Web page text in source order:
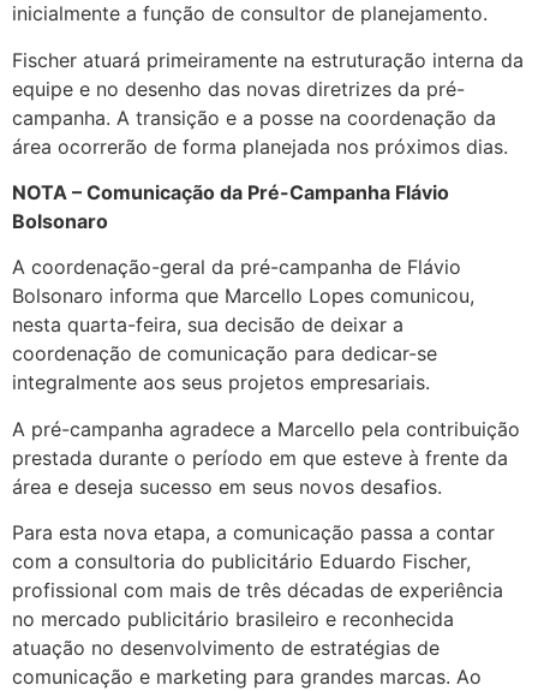
inicialmente a função de consultor de planejamento.
Fischer atuará primeiramente na estruturação interna da
equipe e no desenho das novas diretrizes da pré-
campanha. A transição e a posse na coordenação da
área ocorrerão de forma planejada nos próximos dias.
NOTA – Comunicação da Pré-Campanha Flávio
Bolsonaro
A coordenação-geral da pré-campanha de Flávio
Bolsonaro informa que Marcello Lopes comunicou,
nesta quarta-feira, sua decisão de deixar a
coordenação de comunicação para dedicar-se
integralmente aos seus projetos empresariais.
A pré-campanha agradece a Marcello pela contribuição
prestada durante o período em que esteve à frente da
área e deseja sucesso em seus novos desafios.
Para esta nova etapa, a comunicação passa a contar
com a consultoria do publicitário Eduardo Fischer,
profissional com mais de três décadas de experiência
no mercado publicitário brasileiro e reconhecida
atuação no desenvolvimento de estratégias de
comunicação e marketing para grandes marcas. Ao